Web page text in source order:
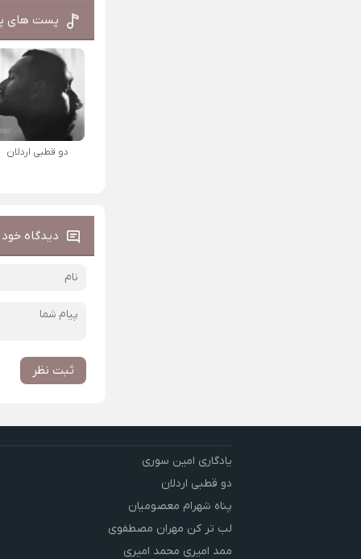
پست های
دو قطبی اردلان
دیدگاه خود
ثبت نظر
یادگاری امین سوری
دو قطبی اردلان
پناه شهرام معصومیان
لب تر کن مهران مصطفوی
ممد امیری محمد امیری